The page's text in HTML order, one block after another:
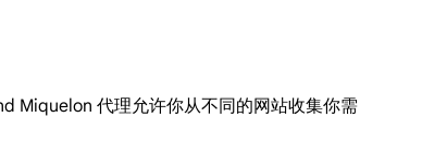
Miquelon 代理允许你从不同的网站收集你需